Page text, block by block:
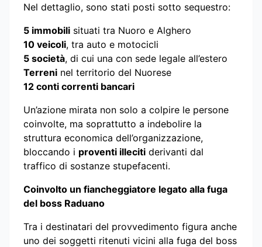
Nel dettaglio, sono stati posti sotto sequestro:
5 immobili situati tra Nuoro e Alghero
10 veicoli, tra auto e motocicli
5 società, di cui una con sede legale all’estero
Terreni nel territorio del Nuorese
12 conti correnti bancari
Un’azione mirata non solo a colpire le persone
coinvolte, ma soprattutto a indebolire la
struttura economica dell’organizzazione,
bloccando i proventi illeciti derivanti dal
traffico di sostanze stupefacenti.
Coinvolto un fiancheggiatore legato alla fuga
del boss Raduano
Tra i destinatari del provvedimento figura anche
uno dei soggetti ritenuti vicini alla fuga del boss